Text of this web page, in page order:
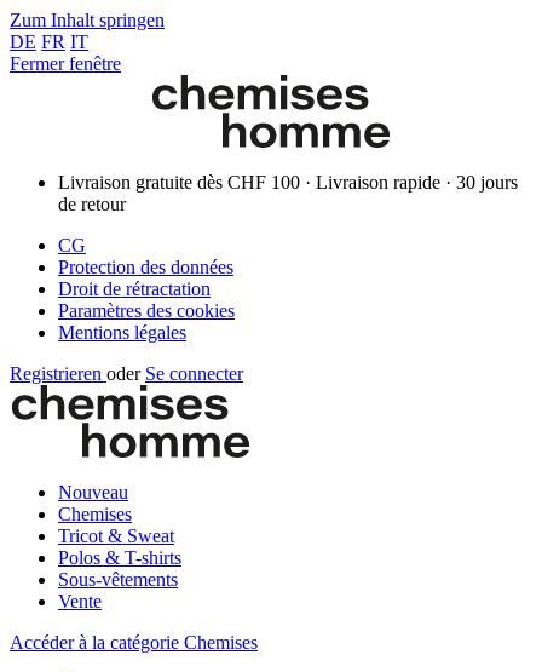
Zum Inhalt springen
DE FR IT
Fermer fenêtre
Livraison gratuite dès CHF 100 · Livraison rapide · 30 jours
de retour
CG
Protection des données
Droit de rétractation
Paramètres des cookies
Mentions légales
Registrieren oder Se connecter
Nouveau
Chemises
Tricot & Sweat
Polos & T-shirts
Sous-vêtements
Vente
Accéder à la catégorie Chemises